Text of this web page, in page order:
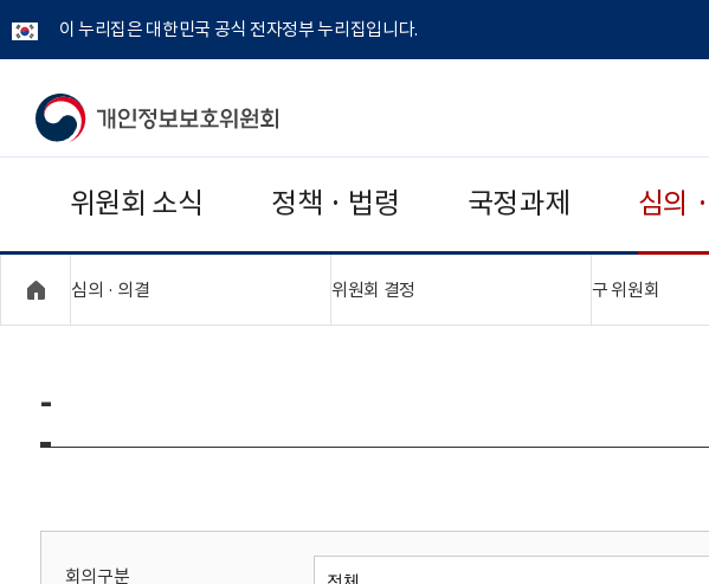
이 누리집은 대한민국 공식 전자정부 누리집입니다.
개
보
보
위
회
위원회 소식 정책 · 법령 국정과제 심의
심의 · 의결 위원회 결정 구 위원회
-
회의구분